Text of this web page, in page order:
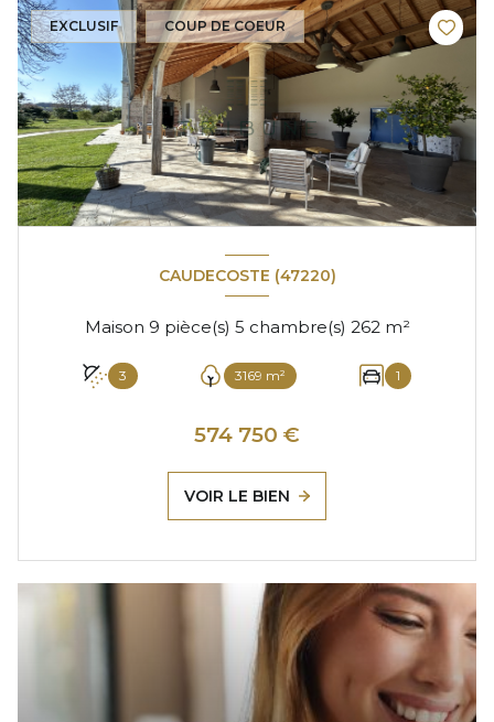
EXCLUSIF COUP DE COEUR
CAUDECOSTE (47220)
Maison 9 pièce(s) 5 chambre(s) 262 m²
3 3169 m² 1
574 750 €
VOIR LE BIEN